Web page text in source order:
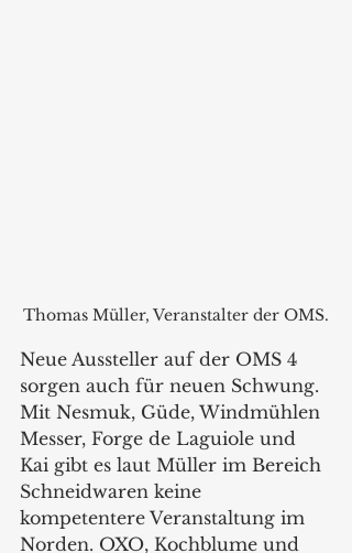
Thomas Müller, Veranstalter der OMS.
Neue Aussteller auf der OMS 4
sorgen auch für neuen Schwung.
Mit Nesmuk, Güde, Windmühlen
Messer, Forge de Laguiole und
Kai gibt es laut Müller im Bereich
Schneidwaren keine
kompetentere Veranstaltung im
Norden. OXO, Kochblume und